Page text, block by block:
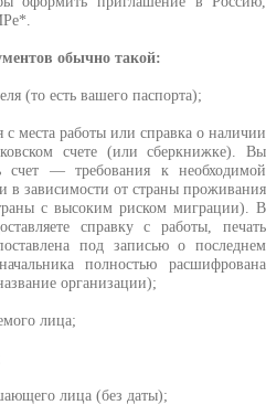
обычно такой:
(то есть вашего паспорта);
с места работы или справка о наличии
счете (или сберкнижке). Вы
счет — требования к необходимой
в зависимости от страны проживания
с высоким риском миграции). В
справку с работы, печать
под записью о последнем
полностью расшифрована
организации);
лица;
лица (без даты);